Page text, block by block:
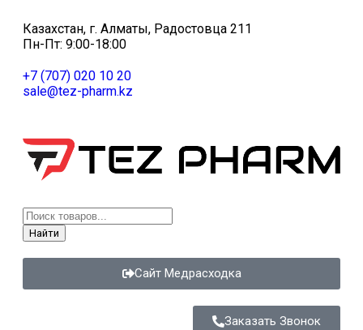
Казахстан, г. Алматы, Радостовца 211
Пн-Пт: 9:00-18:00
+7 (707) 020 10 20
sale@tez-pharm.kz
Найти
Сайт Медрасходка
Заказать Звонок